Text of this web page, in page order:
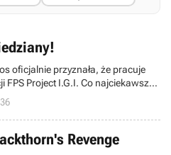
oficjalnie przyznała, że pracuje
FPS Project I.G.I. Co najciekawsze,
multiplayer z możliwością
się również wydawca gry, gdyż
(część pierwszą wydał
Revenge